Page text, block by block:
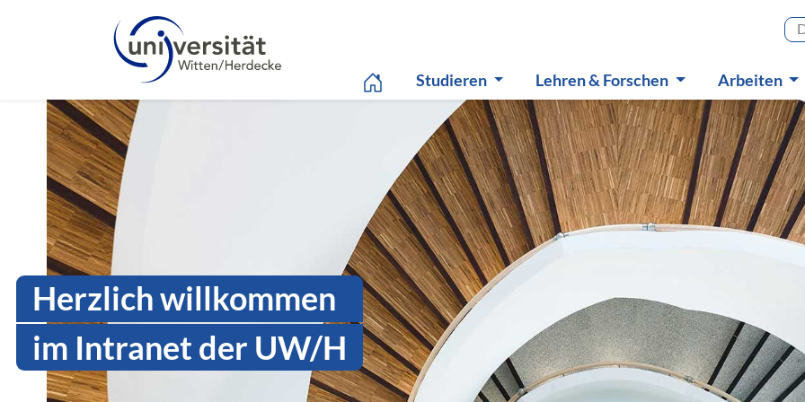
Intranet Uni WH | Login
Sprachmenü
Studieren
Untermenü
Lehren & Forschen
Untermenü
Arbeiten
Herzlich willkommen
im Intranet der UW/H